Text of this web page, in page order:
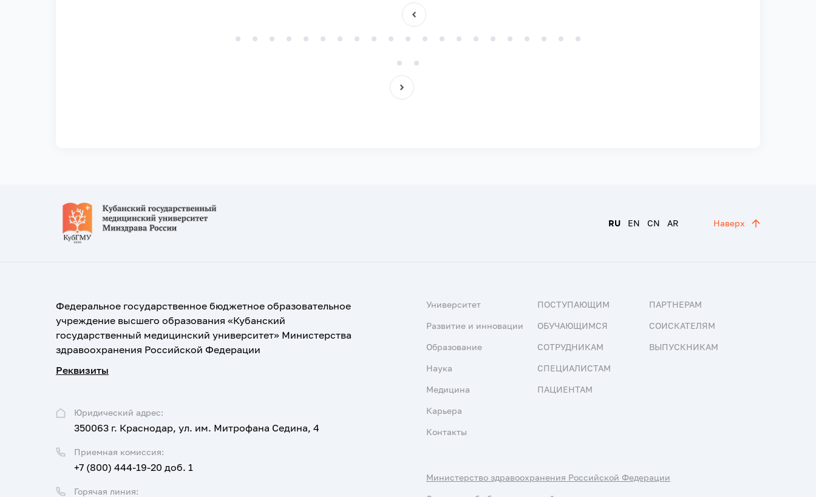
RU EN CN AR Наверх
Федеральное государственное бюджетное образовательное
учреждение высшего образования «Кубанский
государственный медицинский университет» Министерства
здравоохранения Российской Федерации
Реквизиты
Юридический адрес:
350063 г. Краснодар, ул. им. Митрофана Седина, 4
Приемная комиссия:
+7 (800) 444-19-20 доб. 1
Горячая линия:
Университет
Развитие и инновации
Образование
Наука
Медицина
Карьера
Контакты
ПОСТУПАЮЩИМ
ОБУЧАЮЩИМСЯ
СОТРУДНИКАМ
СПЕЦИАЛИСТАМ
ПАЦИЕНТАМ
ПАРТНЕРАМ
СОИСКАТЕЛЯМ
ВЫПУСКНИКАМ
Министерство здравоохранения Российской Федерации